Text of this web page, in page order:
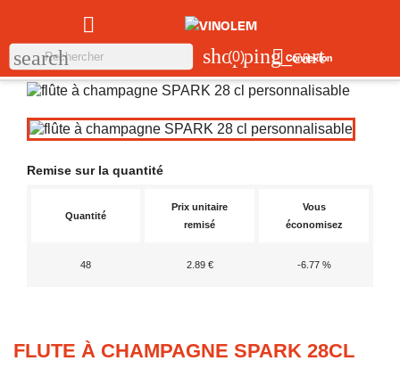

shopping_cart
(0)  Connexion
search
Remise sur la quantité
Quantité
Prix unitaire
remisé
Vous
économisez
48 2.89 € -6.77 %
FLUTE À CHAMPAGNE SPARK 28CL